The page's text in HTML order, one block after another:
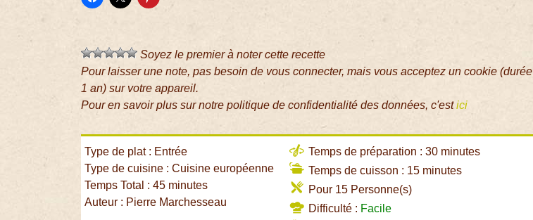
Soyez le premier à noter cette recette
Pour laisser une note, pas besoin de vous connecter, mais vous acceptez un cookie (durée
1 an) sur votre appareil.
Pour en savoir plus sur notre politique de confidentialité des données, c'estici
Type de plat : Entrée
Type de cuisine : Cuisine européenne
Temps Total : 45 minutes
Auteur : Pierre Marchesseau
Temps de préparation : 30 minutes
Temps de cuisson : 15 minutes
Pour 15 Personne(s)
Difficulté : Facile